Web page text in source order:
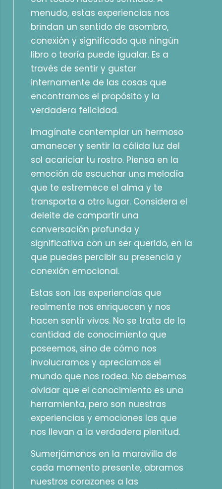
menudo, estas experiencias nos
brindan un sentido de asombro,
conexión y significado que ningún
libro o teoría puede igualar. Es a
través de sentir y gustar
internamente de las cosas que
encontramos el propósito y la
verdadera felicidad.
Imagínate contemplar un hermoso
amanecer y sentir la cálida luz del
sol acariciar tu rostro. Piensa en la
emoción de escuchar una melodía
que te estremece el alma y te
transporta a otro lugar. Considera el
deleite de compartir una
conversación profunda y
significativa con un ser querido, en la
que puedes percibir su presencia y
conexión emocional.
Estas son las experiencias que
realmente nos enriquecen y nos
hacen sentir vivos. No se trata de la
cantidad de conocimiento que
poseemos, sino de cómo nos
involucramos y apreciamos el
mundo que nos rodea. No debemos
olvidar que el conocimiento es una
herramienta, pero son nuestras
experiencias y emociones las que
nos llevan a la verdadera plenitud.
Sumerjámonos en la maravilla de
cada momento presente, abramos
nuestros corazones a las